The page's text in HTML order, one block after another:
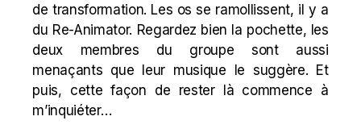
de transformation. Les os se ramollissent, il y a
du Re-Animator. Regardez bien la pochette, les
deux membres du groupe sont aussi
menaçants que leur musique le suggère. Et
puis, cette façon de rester là commence à
m’inquiéter…